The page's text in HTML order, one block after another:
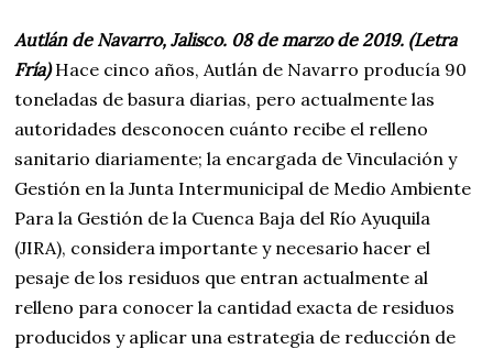
Autlán de Navarro, Jalisco. 08 de marzo de 2019. (Letra
Fría)Hace cinco años, Autlán de Navarro producía 90
toneladas de basura diarias, pero actualmente las
autoridades desconocen cuánto recibe el relleno
sanitario diariamente; la encargada de Vinculación y
Gestión en la Junta Intermunicipal de Medio Ambiente
Para la Gestión de la Cuenca Baja del Río Ayuquila
(JIRA), considera importante y necesario hacer el
pesaje de los residuos que entran actualmente al
relleno para conocer la cantidad exacta de residuos
producidos y aplicar una estrategia de reducción de